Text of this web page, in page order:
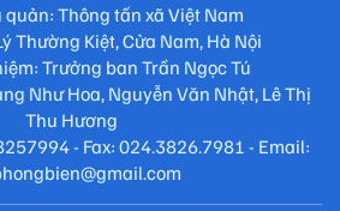
Thông tấn xã Việt Nam
Thường Kiệt, Cửa Nam, Hà Nội
Trưởng ban Trần Ngọc Tú
Như Hoa, Nguyễn Văn Nhật, Lê Thị
Thu Hương
- Fax: 024.3826.7981 - Email: